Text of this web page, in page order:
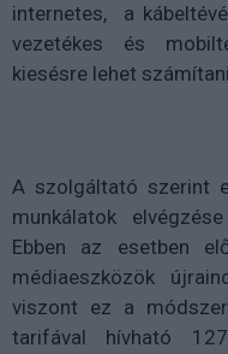
internetes, a
vezetékes és
kiesésre lehet
A szolgáltató szerint
munkálatok
Ebben az esetben
médiaeszközök
viszont ez a
tarifával hívható